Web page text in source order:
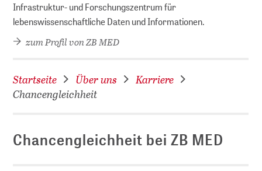
Infrastruktur- und Forschungszentrum für
lebenswissenschaftliche Daten und Informationen.
zum Profil von ZB MED
Startseite Über uns
Karriere
Chancengleichheit
Chancengleichheit bei ZB MED